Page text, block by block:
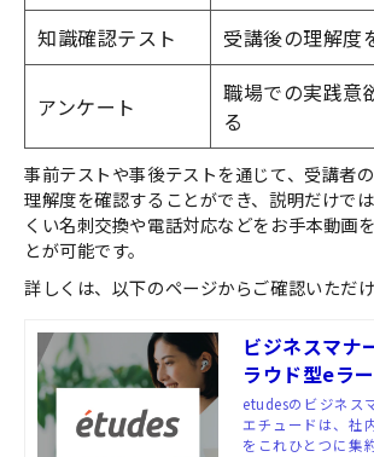
知識確認テスト
受講後の理解度
アンケート
職場での実践意
る
事前テストや事後テストを通じて、受講者
理解度を確認することができ、説明だけで
くい名刺交換や電話対応などをお手本動画
とが可能です。
詳しくは、以下のページからご確認いただけ
ビジネスマナ
ラウド型eラ
ム「etudes
ド）」
etudesのビジネス
エチュードは、社
をこれひとつに集